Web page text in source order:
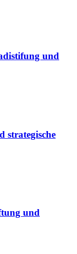
und
strategische
und